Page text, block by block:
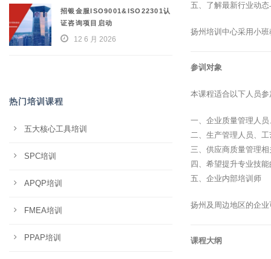
五、了解最新行业动
扬州培训中心采用小
参训对象
本课程适合以下人员参
一、企业质量管理人
二、生产管理人员、
三、供应商质量管理
四、希望提升专业技
五、企业内部培训师
扬州及周边地区的企
课程大纲
招银金服ISO9001&ISO22301认
证咨询项目启动
12 6 月 2026
热门培训课程
五大核心工具培训
SPC培训
APQP培训
FMEA培训
PPAP培训